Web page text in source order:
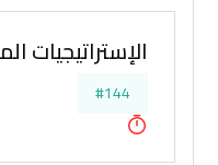
الإستراتيجيات
#144